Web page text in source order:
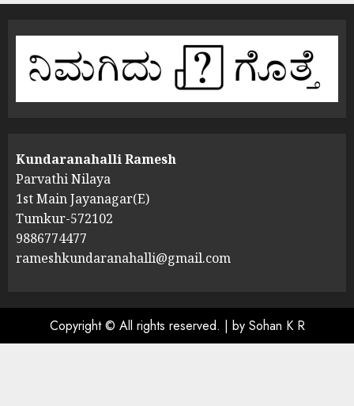
Kundaranahalli Ramesh
Parvathi Nilaya
1st Main Jayanagar(E)
Tumkur-572102
9886774477
rameshkundaranahalli@gmail.com
Copyright © All rights reserved. | by Sohan K R